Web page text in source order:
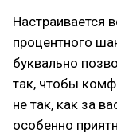
Настраивается
процентного
буквально
так, чтобы
не так, как за
особенно